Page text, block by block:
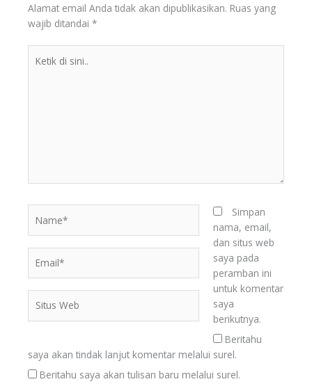
Alamat email Anda tidak akan dipublikasikan. Ruas yang
wajib ditandai *
Web
Simpan
nama, email,
dan situs web
saya pada
peramban ini
untuk komentar
saya
berikutnya.
Beritahu
saya akan tindak lanjut komentar melalui surel.
Beritahu saya akan tulisan baru melalui surel.